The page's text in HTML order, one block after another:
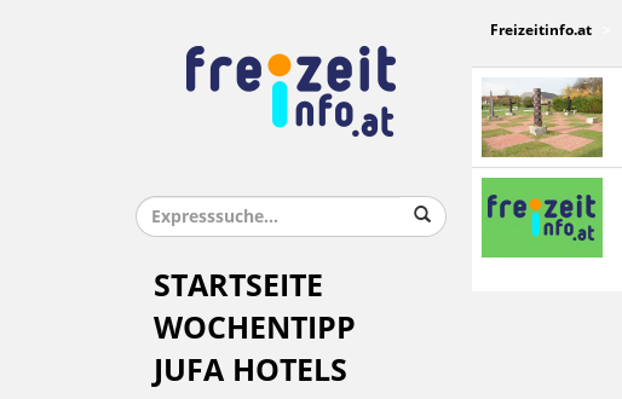
STARTSEITE
WOCHENTIPP
JUFA HOTELS
Freizeitinfo.at